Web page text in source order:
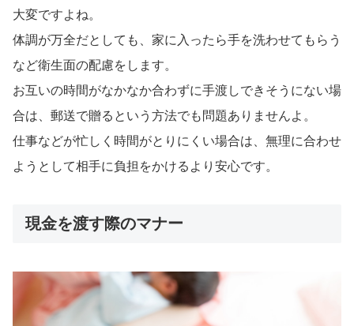
大変ですよね。
体調が万全だとしても、家に入ったら手を洗わせてもらう
など衛生面の配慮をします。
お互いの時間がなかなか合わずに手渡しできそうにない場
合は、郵送で贈るという方法でも問題ありませんよ。
仕事などが忙しく時間がとりにくい場合は、無理に合わせ
ようとして相手に負担をかけるより安心です。
現金を渡す際のマナー